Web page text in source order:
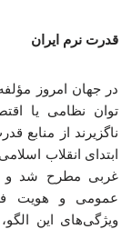
قدرت نرم ایران
در جهان امروز
توان نظامی یا
ناگزیرند از منابع
ابتدای انقلاب
غربی مطرح شد و
عمومی و هویت
ویژگی‌های این